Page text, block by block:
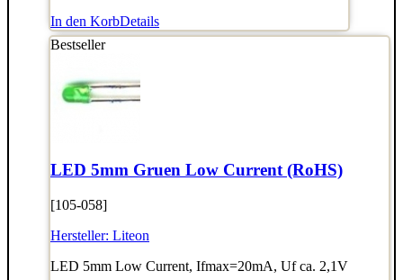
In den KorbDetails
Bestseller
LED 5mm Gruen Low Current (RoHS)
[105-058]
Hersteller: Liteon
LED 5mm Low Current, Ifmax=20mA, Uf ca. 2,1V